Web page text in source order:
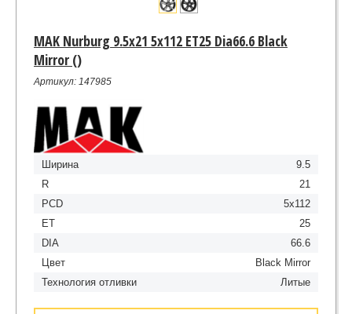
MAK Nurburg 9.5x21 5x112 ET25 Dia66.6 Black
Mirror ()
Артикул: 147985
Ширина
9.5
R
21
PCD
5x112
ET
25
DIA
66.6
Цвет
Black Mirror
Технология отливки
Литые